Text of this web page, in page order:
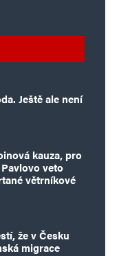
Ještě ale není
kauza, pro
veto
větrníkové
že v Česku
migrace